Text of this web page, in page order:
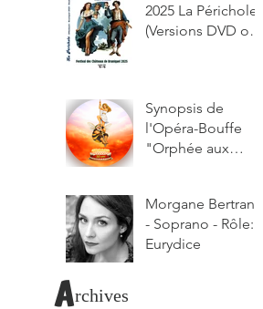
2025 La Périchole
(Versions DVD ou
courriel)
Synopsis de
l'Opéra-Bouffe
"Orphée aux
Morgane Bertrand
- Soprano - Rôle:
Eurydice
Archives